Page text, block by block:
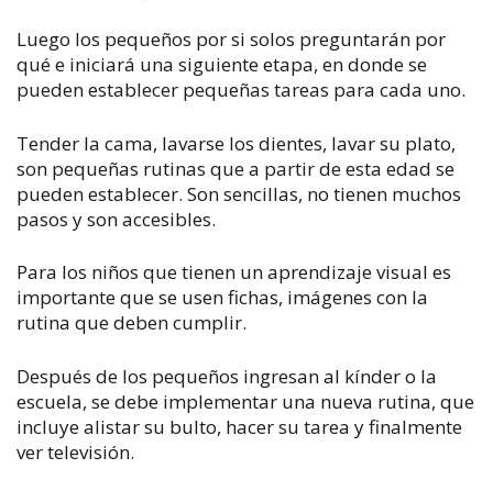
Luego los pequeños por si solos preguntarán por
qué e iniciará una siguiente etapa, en donde se
pueden establecer pequeñas tareas para cada uno.
Tender la cama, lavarse los dientes, lavar su plato,
son pequeñas rutinas que a partir de esta edad se
pueden establecer. Son sencillas, no tienen muchos
pasos y son accesibles.
Para los niños que tienen un aprendizaje visual es
importante que se usen fichas, imágenes con la
rutina que deben cumplir.
Después de los pequeños ingresan al kínder o la
escuela, se debe implementar una nueva rutina, que
incluye alistar su bulto, hacer su tarea y finalmente
ver televisión.